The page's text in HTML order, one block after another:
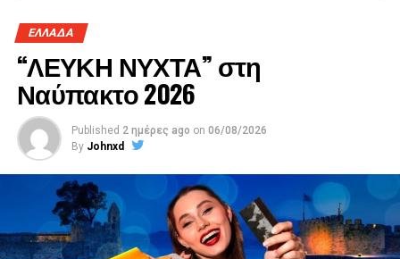
ΕΛΛΑΔΑ
“ΛΕΥΚΗ ΝΥΧΤΑ” στη
Ναύπακτο 2026
Published 2 ημέρες ago on 06/08/2026
By Johnxd